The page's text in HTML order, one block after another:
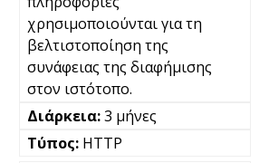
χρησιμοποιούνται για τη
βελτιστοποίηση της
συνάφειας της διαφήμισης
στον ιστότοπο.
3 μήνες
HTTP